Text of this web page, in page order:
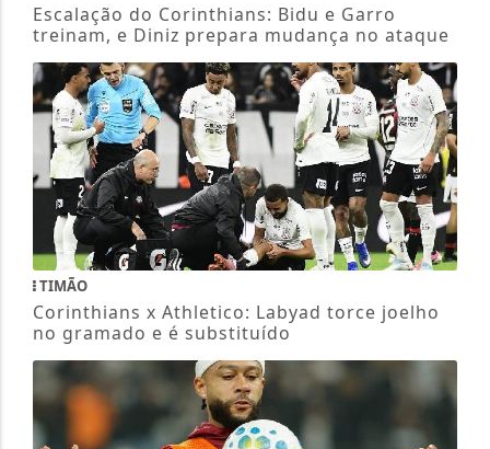
Escalação do Corinthians: Bidu e Garro
treinam, e Diniz prepara mudança no ataque
TIMÃO
Corinthians x Athletico: Labyad torce joelho
no gramado e é substituído